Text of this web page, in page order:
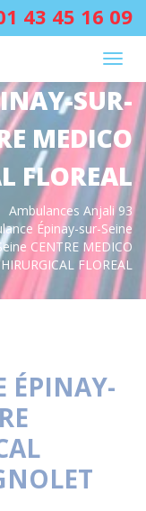
43 45 16 09
SUR-
MEDICO
FLOREAL
Ambulances Anjali 93
Épinay-sur-Seine
CENTRE MEDICO
FLOREAL
ÉPINAY-